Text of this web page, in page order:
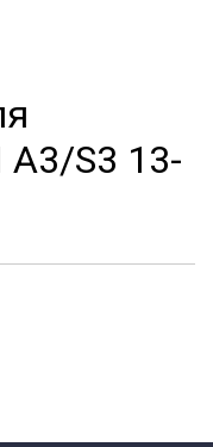
A3/S3 13-